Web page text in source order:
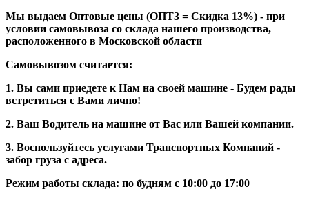
Мы выдаем Оптовые цены (ОПТ3 = Скидка 13%) - при
условии самовывоза со склада нашего производства,
расположенного в Московской области
Самовывозом считается:
1. Вы сами приедете к Нам на своей машине - Будем рады
встретиться с Вами лично!
2. Ваш Водитель на машине от Вас или Вашей компании.
3. Воспользуйтесь услугами Транспортных Компаний -
забор груза с адреса.
Режим работы склада: по будням с 10:00 до 17:00